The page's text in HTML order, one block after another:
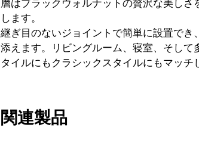
層はブラックウォルナットの贅沢な美し
します。
継ぎ目のないジョイントで簡単に設置で
添えます。リビングルーム、寝室、そし
タイルにもクラシックスタイルにもマッチ
関連製品